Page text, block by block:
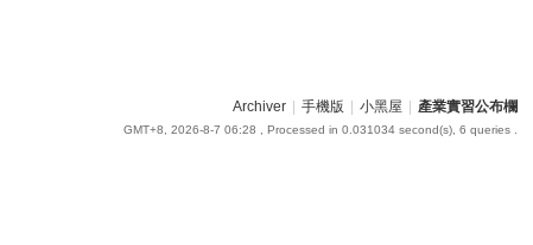
Archiver 手機版 小黑屋 產業實習公布欄
GMT+8, 2026-8-7 06:28 , Processed in 0.031034 second(s), 6 queries .